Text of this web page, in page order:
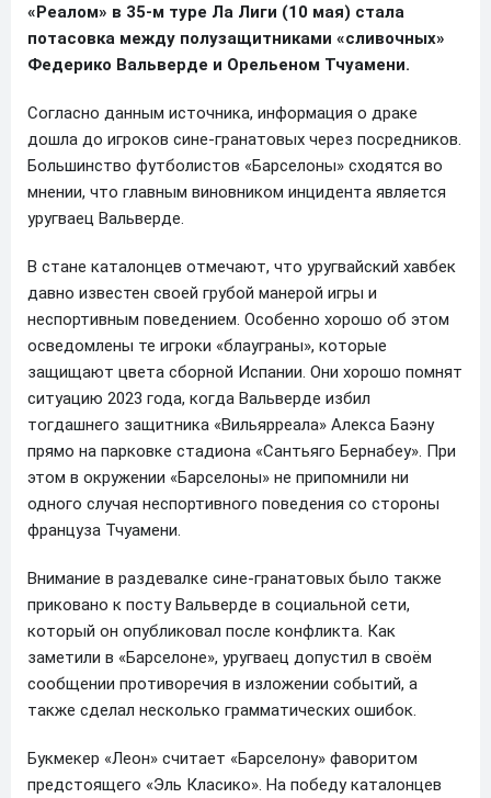
«Реалом» в 35-м туре Ла Лиги (10 мая) стала
потасовка между полузащитниками «сливочных»
Федерико Вальверде и Орельеном Тчуамени.
Согласно данным источника, информация о драке
дошла до игроков сине-гранатовых через посредников.
Большинство футболистов «Барселоны» сходятся во
мнении, что главным виновником инцидента является
уругваец Вальверде.
В стане каталонцев отмечают, что уругвайский хавбек
давно известен своей грубой манерой игры и
неспортивным поведением. Особенно хорошо об этом
осведомлены те игроки «блауграны», которые
защищают цвета сборной Испании. Они хорошо помнят
ситуацию 2023 года, когда Вальверде избил
тогдашнего защитника «Вильярреала» Алекса Баэну
прямо на парковке стадиона «Сантьяго Бернабеу». При
этом в окружении «Барселоны» не припомнили ни
одного случая неспортивного поведения со стороны
француза Тчуамени.
Внимание в раздевалке сине-гранатовых было также
приковано к посту Вальверде в социальной сети,
который он опубликовал после конфликта. Как
заметили в «Барселоне», уругваец допустил в своём
сообщении противоречия в изложении событий, а
также сделал несколько грамматических ошибок.
Букмекер «Леон» считает «Барселону» фаворитом
предстоящего «Эль Класико». На победу каталонцев